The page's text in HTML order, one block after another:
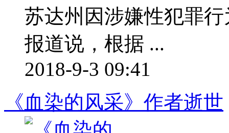
苏达州因涉嫌性犯罪
报道说，根据 ...
2018-9-3 09:41
《血染的风采》作者逝世